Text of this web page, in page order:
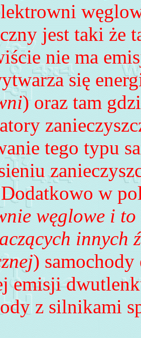
jest taki że
nie ma
się
) oraz tam
tego typu
w
węglowe i to
innych
)
emisji
z silnikami